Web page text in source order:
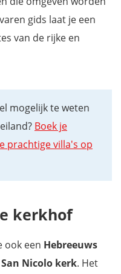
gids laat je een
van de rijke en
mogelijk te weten
Boek je
prachtige villa's op
kerkhof
ook een Hebreeuws
Nicolo kerk. Het